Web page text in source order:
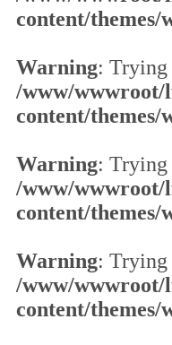
content/themes/
Warning: Trying
/www/wwwroot/
content/themes/
Warning: Trying
/www/wwwroot/
content/themes/
Warning: Trying
/www/wwwroot/
content/themes/